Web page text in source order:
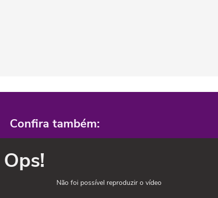
Confira também:
Ops!
Não foi possível reproduzir o vídeo